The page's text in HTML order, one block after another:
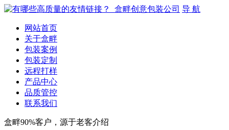
导 航
网站首页
关于盒畔
包装案例
包装定制
远程打样
产品中心
品质管控
联系我们
盒畔90%客户，源于老客介绍